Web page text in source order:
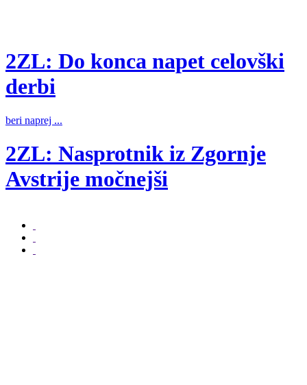
2ZL: Do konca napet celovški
derbi
beri naprej ...
2ZL: Nasprotnik iz Zgornje
Avstrije močnejši